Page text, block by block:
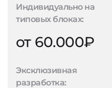
Индивидуально на
типовых блоках:
от 60.000₽
Эксклюзивная
разработка: